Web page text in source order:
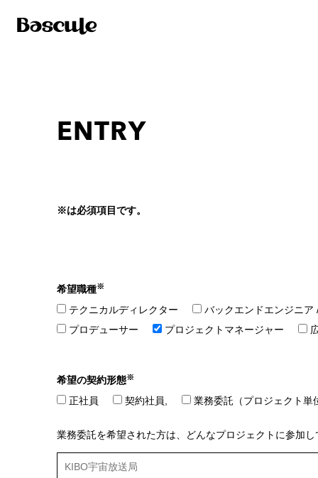
ENTRY
※は必須項目です。
希望職種※
テクニカルディレクター
バックエンドエンジニア
プロデューサー
プロジェクトマネージャー
希望の契約形態※
正社員 契約社員, 業務委託（プロジェクト単
業務委託を希望された方は、どんなプロジェクトに参加